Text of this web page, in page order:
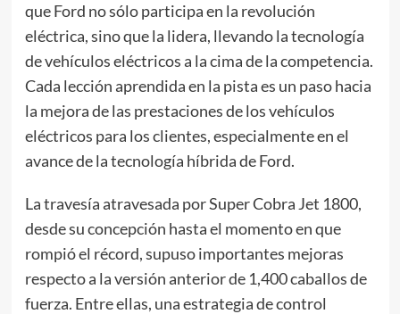
que Ford no sólo participa en la revolución
eléctrica, sino que la lidera, llevando la tecnología
de vehículos eléctricos a la cima de la competencia.
Cada lección aprendida en la pista es un paso hacia
la mejora de las prestaciones de los vehículos
eléctricos para los clientes, especialmente en el
avance de la tecnología híbrida de Ford.
La travesía atravesada por Super Cobra Jet 1800,
desde su concepción hasta el momento en que
rompió el récord, supuso importantes mejoras
respecto a la versión anterior de 1,400 caballos de
fuerza. Entre ellas, una estrategia de control